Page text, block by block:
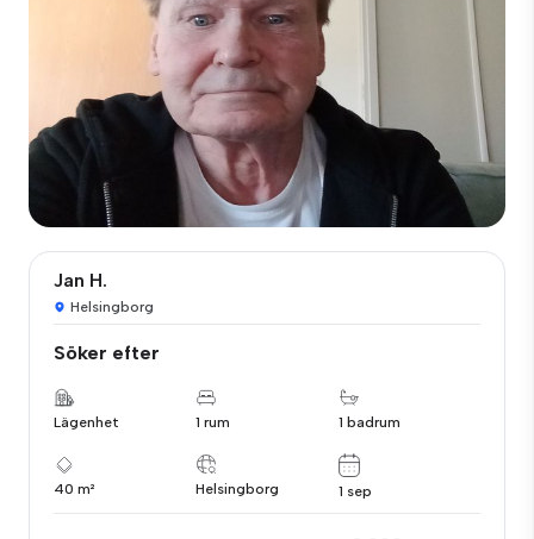
Jan H.
Helsingborg
Söker efter
Lägenhet 1 rum 1 badrum
40 m² Helsingborg 1 sep